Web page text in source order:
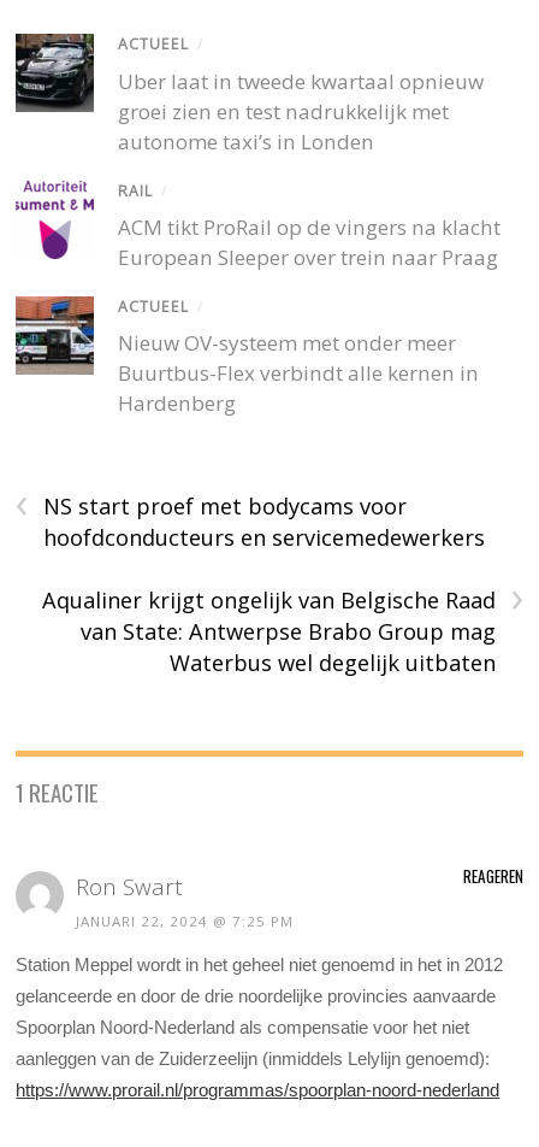
ACTUEEL /
Uber laat in tweede kwartaal opnieuw
groei zien en test nadrukkelijk met
autonome taxi’s in Londen
RAIL /
ACM tikt ProRail op de vingers na klacht
European Sleeper over trein naar Praag
ACTUEEL /
Nieuw OV-systeem met onder meer
Buurtbus-Flex verbindt alle kernen in
Hardenberg
‹
NS start proef met bodycams voor
hoofdconducteurs en servicemedewerkers
›
Aqualiner krijgt ongelijk van Belgische Raad
van State: Antwerpse Brabo Group mag
Waterbus wel degelijk uitbaten
1 REACTIE
Ron Swart
JANUARI 22, 2024 @ 7:25 PM
Station Meppel wordt in het geheel niet genoemd in het in 2012
gelanceerde en door de drie noordelijke provincies aanvaarde
Spoorplan Noord-Nederland als compensatie voor het niet
aanleggen van de Zuiderzeelijn (inmiddels Lelylijn genoemd):
https://www.prorail.nl/programmas/spoorplan-noord-nederland
REAGEREN